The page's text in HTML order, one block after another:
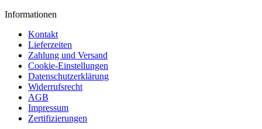
Informationen
Kontakt
Lieferzeiten
Zahlung und Versand
Cookie-Einstellungen
Datenschutzerklärung
Widerrufsrecht
AGB
Impressum
Zertifizierungen